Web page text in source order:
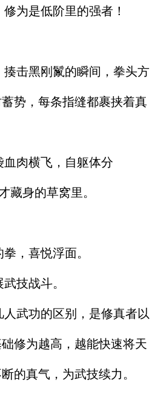
为是低阶里的强者！
击黑刚鬣的瞬间，拳头方
势，每条指缝都裹挟着真
肉横飞，自躯体分
藏身的草窝里。
，喜悦浮面。
技战斗。
武功的区别，是修真者以
修为越高，越能快速将天
的真气，为武技续力。